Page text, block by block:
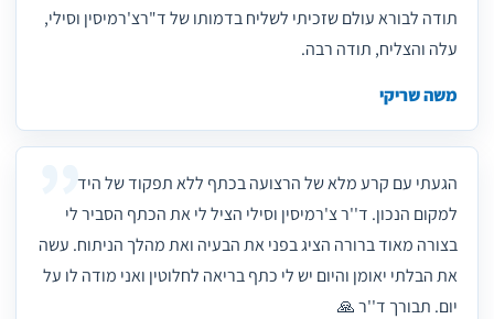
תודה לבורא עולם שזכיתי לשליח בדמותו של ד"רצ'רמיסין וסילי,
עלה והצליח, תודה רבה.
משה שריקי
הגעתי עם קרע מלא של הרצועה בכתף ללא תפקוד של היד
למקום הנכון. ד''ר צ'רמיסין וסילי הציל לי את הכתף הסביר לי
בצורה מאוד ברורה הציג בפני את הבעיה ואת מהלך הניתוח. עשה
את הבלתי יאומן והיום יש לי כתף בריאה לחלוטין ואני מודה לו על
יום. תבורך ד''ר 🙏